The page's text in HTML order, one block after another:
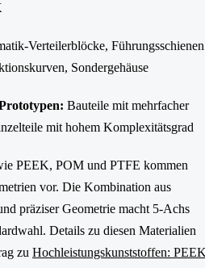
Verteilerblöcke, Führungsschienen
Sondergehäuse
Bauteile mit mehrfacher
mit hohem Komplexitätsgrad
PEEK, POM und PTFE kommen
vor. Die Kombination aus
präziser Geometrie macht 5-Achs
Details zu diesen Materialien
zu Hochleistungskunststoffen: